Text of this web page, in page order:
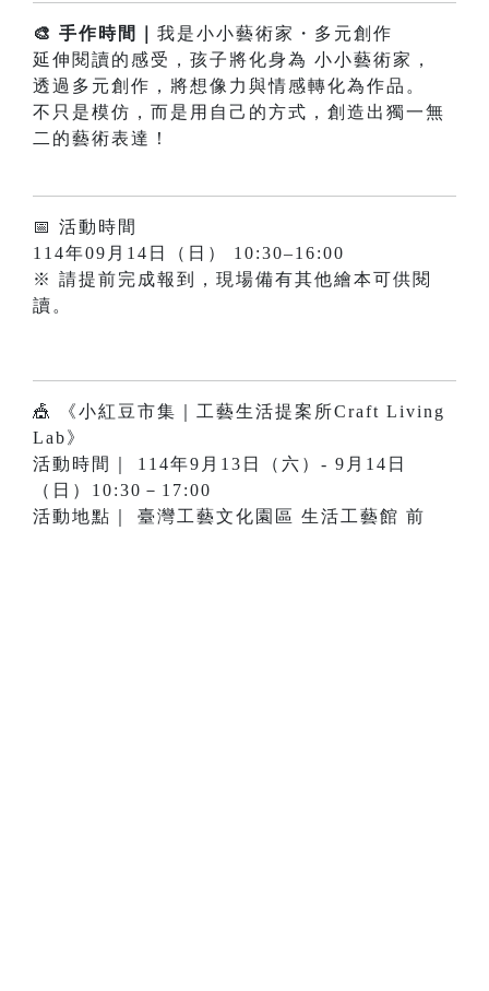
🎨 手作時間｜ 我是小小藝術家・多元創作
延伸閱讀的感受，孩子將化身為 小小藝術家，
透過多元創作，將想像力與情感轉化為作品。
不只是模仿，而是用自己的方式，創造出獨一無
二的藝術表達！
📅 活動時間
114年09月14日（日） 10:30–16:00
※ 請提前完成報到，現場備有其他繪本可供閱
讀。
🎪 《小紅豆市集｜工藝生活提案所Craft Living
Lab》
活動時間｜ 114年9月13日（六）- 9月14日
（日）10:30－17:00
活動地點｜ 臺灣工藝文化園區 生活工藝館 前